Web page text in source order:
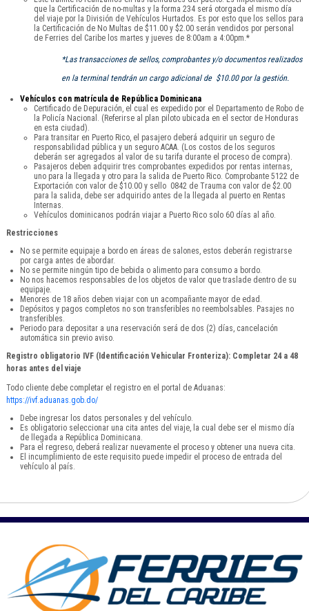
que la Certificación de no-multas y la forma 234 será otorgada el mismo día
del viaje por la División de Vehículos Hurtados. Es por esto que los sellos para
la Certificación de No Multas de $11.00 y $2.00 serán vendidos por personal
de Ferries del Caribe los martes y jueves de 8:00am a 4:00pm.*
*Las transacciones de sellos, comprobantes y/o documentos realizados
en la terminal tendrán un cargo adicional de $10.00 por la gestión.
Vehículos con matrícula de República Dominicana
Certificado de Depuración, el cual es expedido por el Departamento de Robo de
la Policía Nacional. (Referirse al plan piloto ubicada en el sector de Honduras
en esta ciudad).
Para transitar en Puerto Rico, el pasajero deberá adquirir un seguro de
responsabilidad pública y un seguro ACAA. (Los costos de los seguros
deberán ser agregados al valor de su tarifa durante el proceso de compra).
Pasajeros deben adquirir tres comprobantes expedidos por rentas internas,
uno para la llegada y otro para la salida de Puerto Rico. Comprobante 5122 de
Exportación con valor de $10.00 y sello 0842 de Trauma con valor de $2.00
para la salida, debe ser adquirido antes de la llegada al puerto en Rentas
Internas.
Vehículos dominicanos podrán viajar a Puerto Rico solo 60 días al año.
Restricciones
No se permite equipaje a bordo en áreas de salones, estos deberán registrarse
por carga antes de abordar.
No se permite ningún tipo de bebida o alimento para consumo a bordo.
No nos hacemos responsables de los objetos de valor que traslade dentro de su
equipaje.
Menores de 18 años deben viajar con un acompañante mayor de edad.
Depósitos y pagos completos no son transferibles no reembolsables. Pasajes no
transferibles.
Periodo para depositar a una reservación será de dos (2) días, cancelación
automática sin previo aviso.
Registro obligatorio IVF (Identificación Vehicular Fronteriza): Completar 24 a 48
horas antes del viaje
Todo cliente debe completar el registro en el portal de Aduanas:
https://ivf.aduanas.gob.do/
Debe ingresar los datos personales y del vehículo.
Es obligatorio seleccionar una cita antes del viaje, la cual debe ser el mismo día
de llegada a República Dominicana.
Para el regreso, deberá realizar nuevamente el proceso y obtener una nueva cita.
El incumplimiento de este requisito puede impedir el proceso de entrada del
vehículo al país.